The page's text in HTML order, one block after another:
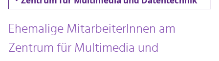
Ehemalige MitarbeiterInnen am
Zentrum für Multimedia und